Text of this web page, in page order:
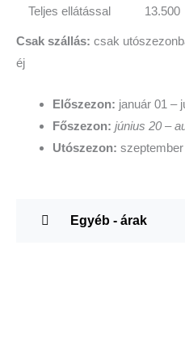
Teljes ellátással 13.500
Csak szállás: csak
éj
Előszezon: január 01 –
Főszezon: június 20 –
Utószezon:
Egyéb - árak